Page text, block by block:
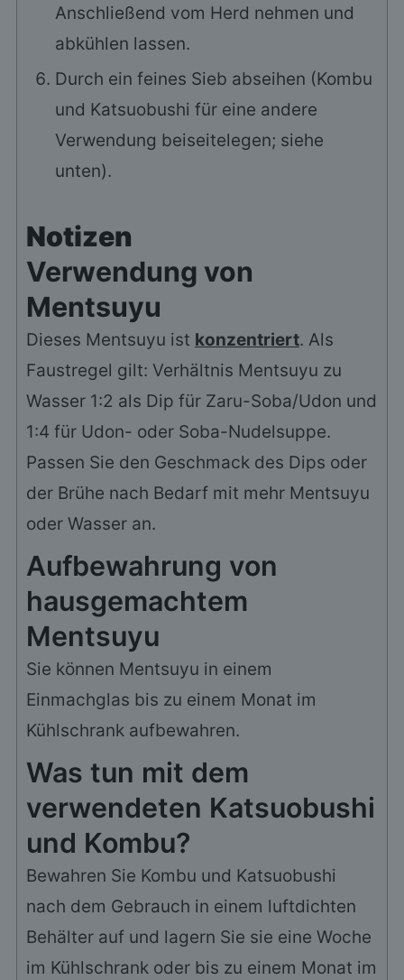
Anschließend vom Herd nehmen und
abkühlen lassen.
Durch ein feines Sieb abseihen (Kombu
und Katsuobushi für eine andere
Verwendung beiseitelegen; siehe
unten).
Notizen
Verwendung von
Mentsuyu
Dieses Mentsuyu ist konzentriert. Als
Faustregel gilt: Verhältnis Mentsuyu zu
Wasser 1:2 als Dip für Zaru-Soba/Udon und
1:4 für Udon- oder Soba-Nudelsuppe.
Passen Sie den Geschmack des Dips oder
der Brühe nach Bedarf mit mehr Mentsuyu
oder Wasser an.
Aufbewahrung von
hausgemachtem
Mentsuyu
Sie können Mentsuyu in einem
Einmachglas bis zu einem Monat im
Kühlschrank aufbewahren.
Was tun mit dem
verwendeten Katsuobushi
und Kombu?
Bewahren Sie Kombu und Katsuobushi
nach dem Gebrauch in einem luftdichten
Behälter auf und lagern Sie sie eine Woche
im Kühlschrank oder bis zu einem Monat im